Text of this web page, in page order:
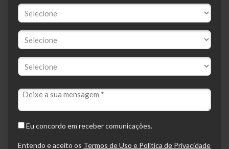
Eu concordo em receber comunicações.
Entendo e aceito os Termos de Uso e Política de Privacidade